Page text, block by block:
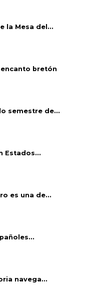
la Mesa del...
bretón
semestre de...
Estados...
es una de...
navega...